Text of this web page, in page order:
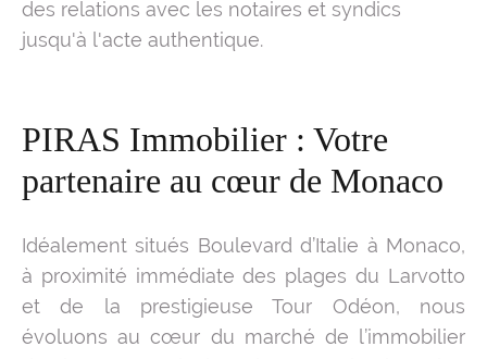
des relations avec les notaires et syndics
jusqu'à l'acte authentique.
PIRAS Immobilier : Votre
partenaire au cœur de Monaco
Idéalement situés Boulevard d’Italie à Monaco,
à proximité immédiate des plages du Larvotto
et de la prestigieuse Tour Odéon, nous
évoluons au cœur du marché de l’immobilier